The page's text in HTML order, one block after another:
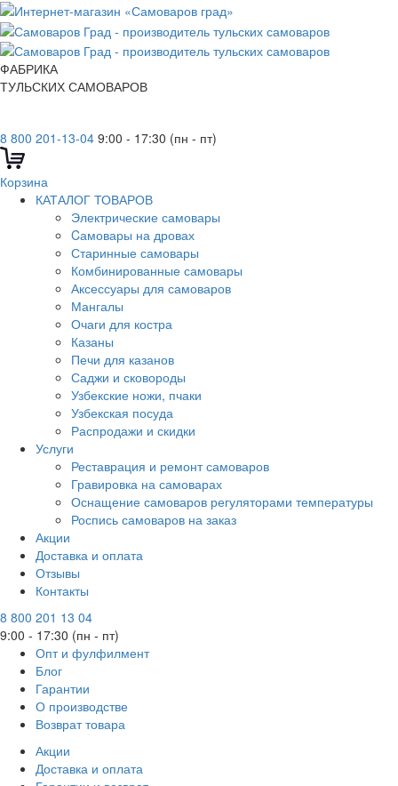
ФАБРИКА
ТУЛЬСКИХ САМОВАРОВ
8 800 201-13-04 9:00 - 17:30 (пн - пт)
Корзина
КАТАЛОГ ТОВАРОВ
Электрические самовары
Cамовары на дровах
Старинные самовары
Комбинированные самовары
Аксессуары для самоваров
Мангалы
Очаги для костра
Казаны
Печи для казанов
Саджи и сковороды
Узбекские ножи, пчаки
Узбекская посуда
Распродажи и скидки
Услуги
Реставрация и ремонт самоваров
Гравировка на самоварах
Оснащение самоваров регуляторами температуры
Роспись самоваров на заказ
Акции
Доставка и оплата
Отзывы
Контакты
8 800 201 13 04
9:00 - 17:30 (пн - пт)
Опт и фулфилмент
Блог
Гарантии
О производстве
Возврат товара
Акции
Доставка и оплата